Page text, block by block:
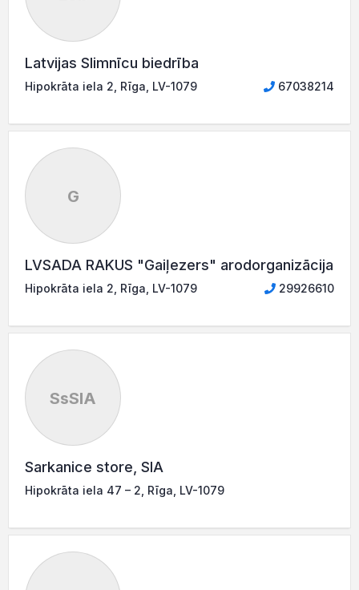
Latvijas Slimnīcu biedrība
Hipokrāta iela 2, Rīga, LV-1079 67038214
G
LVSADA RAKUS "Gaiļezers" arodorganizācija
Hipokrāta iela 2, Rīga, LV-1079 29926610
SsSIA
Sarkanice store, SIA
Hipokrāta iela 47 – 2, Rīga, LV-1079